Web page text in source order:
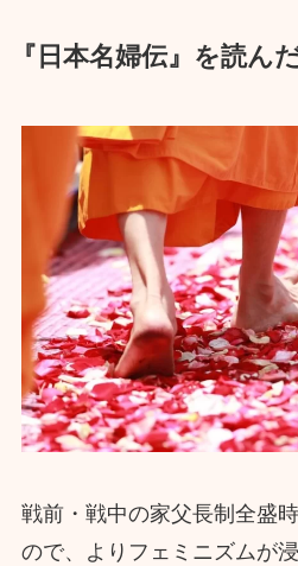
『日本名婦伝』を読ん
戦前・戦中の家父長制全盛
ので、よりフェミニズムが